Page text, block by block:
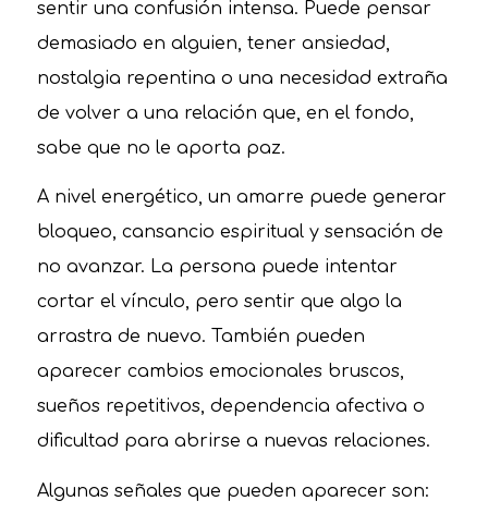
sentir una confusión intensa. Puede pensar
demasiado en alguien, tener ansiedad,
nostalgia repentina o una necesidad extraña
de volver a una relación que, en el fondo,
sabe que no le aporta paz.
A nivel energético, un amarre puede generar
bloqueo, cansancio espiritual y sensación de
no avanzar. La persona puede intentar
cortar el vínculo, pero sentir que algo la
arrastra de nuevo. También pueden
aparecer cambios emocionales bruscos,
sueños repetitivos, dependencia afectiva o
dificultad para abrirse a nuevas relaciones.
Algunas señales que pueden aparecer son: